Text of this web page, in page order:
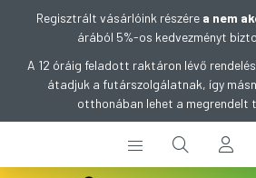
Regisztrált vásárlóink részére a nem
árából 5%-os kedvezményt
A 12 óráig feladott raktáron lévő
átadjuk a futárszolgálatnak, így
otthonában lehet a megrendelt